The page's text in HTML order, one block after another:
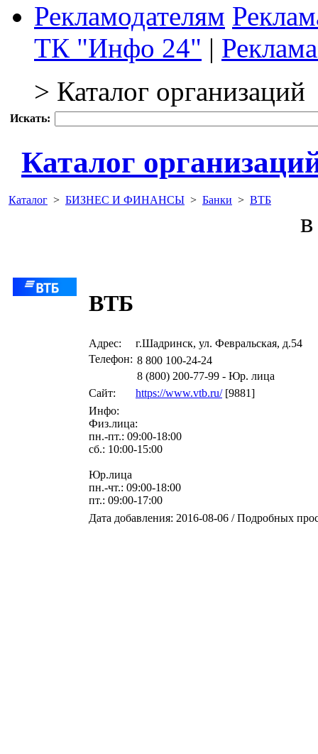
Рекламодателям
ТК "Инфо 24" |
> Каталог организаций
Искать:
Каталог
Каталог > БИЗНЕС И ФИНАНСЫ > Банки > ВТБ
ВТБ
Адрес:
г.Шадринск, ул. Февральская, д.54
Телефон: 8 800 100-24-24
8 (800) 200-77-99 - Юр. лица
Сайт:
https://www.vtb.ru/[9881]
Инфо:
Физ.лица:
пн.-пт.: 09:00-18:00
сб.: 10:00-15:00
Юр.лица
пн.-чт.: 09:00-18:00
пт.: 09:00-17:00
Дата добавления: 2016-08-06 / Подробных